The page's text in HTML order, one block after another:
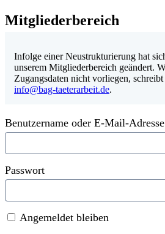
Mitgliederbereich
Infolge einer Neustrukturierung hat
unserem Mitgliederbereich geändert.
Zugangsdaten nicht vorliegen,
info@bag-taeterarbeit.de.
Benutzername oder E-Mail-Adresse
Passwort
Angemeldet bleiben